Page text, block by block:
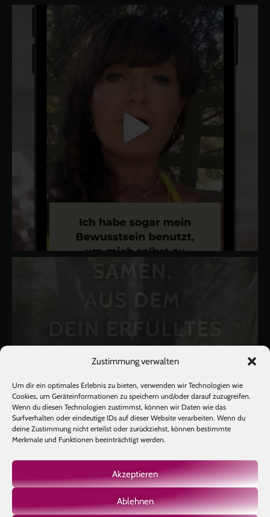
Zustimmung verwalten
Um dir ein optimales Erlebnis zu bieten, verwenden wir Technologien wie
Cookies, um Geräteinformationen zu speichern und/oder darauf zuzugreifen.
Wenn du diesen Technologien zustimmst, können wir Daten wie das
Surfverhalten oder eindeutige IDs auf dieser Website verarbeiten. Wenn du
deine Zustimmung nicht erteilst oder zurückziehst, können bestimmte
Merkmale und Funktionen beeinträchtigt werden.
Akzeptieren
Ablehnen